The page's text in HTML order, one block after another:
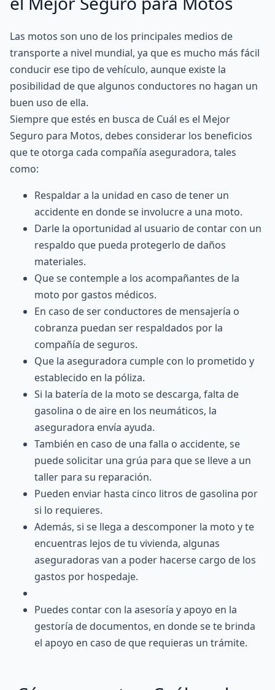
Las motos son uno de los principales medios de
transporte a nivel mundial, ya que es mucho más fácil
conducir ese tipo de vehículo, aunque existe la
posibilidad de que algunos conductores no hagan un
buen uso de ella.
Siempre que estés en busca de Cuál es el Mejor
Seguro para Motos, debes considerar los beneficios
que te otorga cada compañía aseguradora, tales
como:
Respaldar a la unidad en caso de tener un
accidente en donde se involucre a una moto.
Darle la oportunidad al usuario de contar con un
respaldo que pueda protegerlo de daños
materiales.
Que se contemple a los acompañantes de la
moto por gastos médicos.
En caso de ser conductores de mensajería o
cobranza puedan ser respaldados por la
compañía de seguros.
Que la aseguradora cumple con lo prometido y
establecido en la póliza.
Si la batería de la moto se descarga, falta de
gasolina o de aire en los neumáticos, la
aseguradora envía ayuda.
También en caso de una falla o accidente, se
puede solicitar una grúa para que se lleve a un
taller para su reparación.
Pueden enviar hasta cinco litros de gasolina por
si lo requieres.
Además, si se llega a descomponer la moto y te
encuentras lejos de tu vivienda, algunas
aseguradoras van a poder hacerse cargo de los
gastos por hospedaje.
Puedes contar con la asesoría y apoyo en la
gestoría de documentos, en donde se te brinda
el apoyo en caso de que requieras un trámite.